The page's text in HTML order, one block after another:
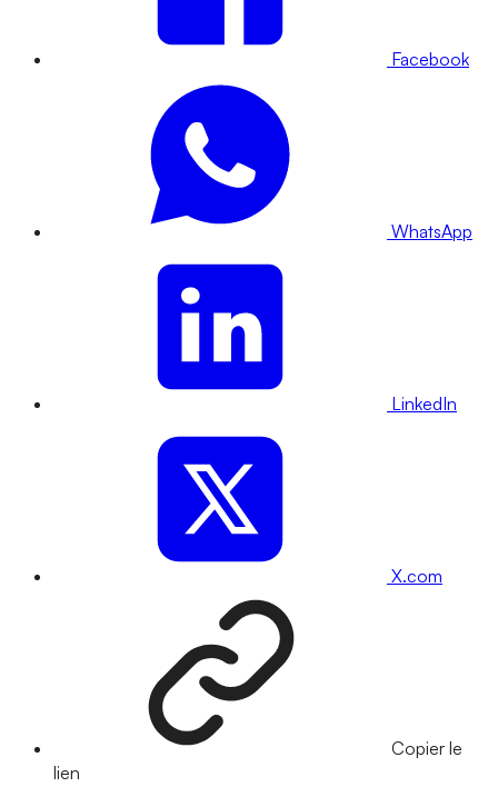
Facebook
WhatsApp
LinkedIn
X.com
Copier le
lien